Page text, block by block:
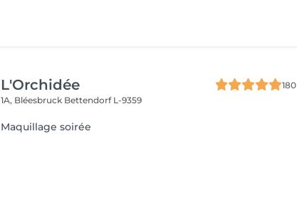
L'Orchidée
180
1A, Bléesbruck Bettendorf L-9359
Maquillage soirée